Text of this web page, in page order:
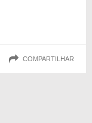
COMPARTILHAR